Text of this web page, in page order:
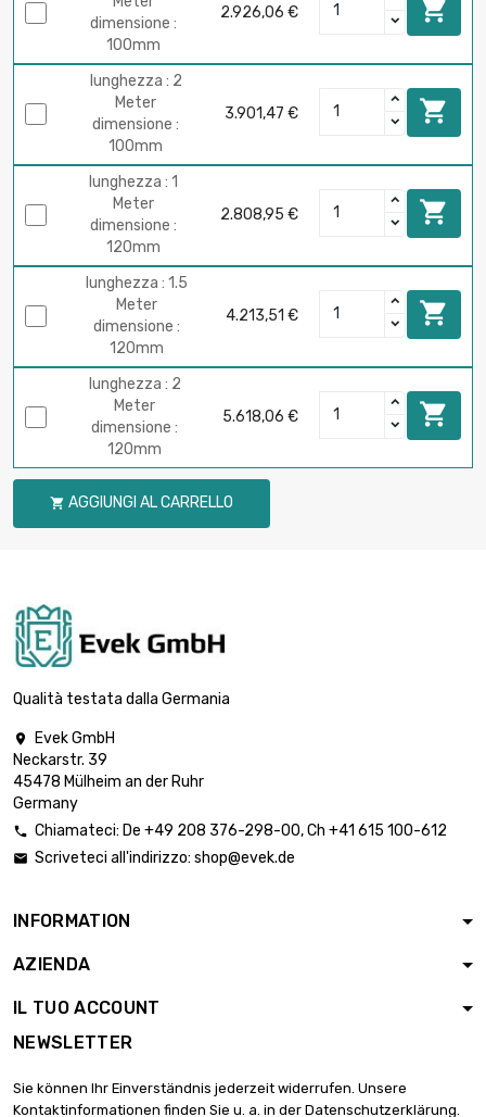
dimensione :
100mm
2.926,06 € 
lunghezza : 2
Meter
dimensione :
100mm
3.901,47 € 
lunghezza : 1
Meter
dimensione :
120mm
2.808,95 € 
lunghezza : 1.5
Meter
dimensione :
120mm
4.213,51 € 
lunghezza : 2
Meter
dimensione :
120mm
5.618,06 € 
 AGGIUNGI AL CARRELLO
Qualità testata dalla Germania

Evek GmbH
Neckarstr. 39
45478 Mülheim an der Ruhr
Germany
 Chiamateci: De +49 208 376-298-00, Ch +41 615 100-612
 Scriveteci all'indirizzo: shop@evek.de
INFORMATION
AZIENDA
IL TUO ACCOUNT
NEWSLETTER
Sie können Ihr Einverständnis jederzeit widerrufen. Unsere
Kontaktinformationen finden Sie u. a. in der Datenschutzerklärung.